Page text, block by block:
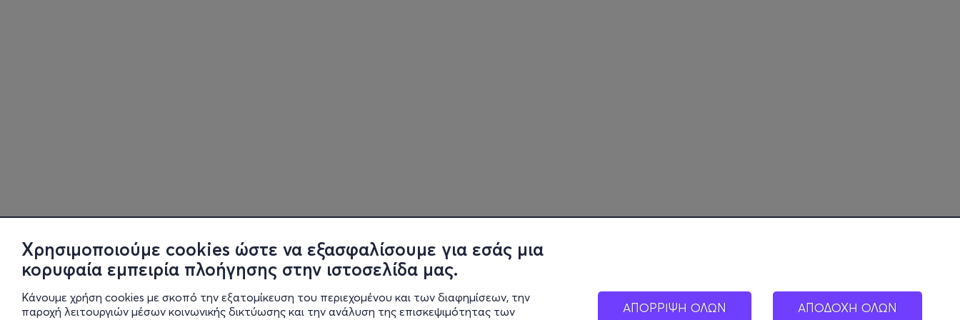
Χρησιμοποιούμε cookies ώστε να εξασφαλίσουμε για εσάς μια
κορυφαία εμπειρία πλοήγησης στην ιστοσελίδα μας.
Κάνουμε χρήση cookies με σκοπό την εξατομίκευση του περιεχομένου και των διαφημίσεων, την
παροχή λειτουργιών μέσων κοινωνικής δικτύωσης και την ανάλυση της επισκεψιμότητας των
ΑΠΟΡΡΙΨΗ ΟΛΩΝ ΑΠΟΔΟΧΗ ΟΛΩΝ